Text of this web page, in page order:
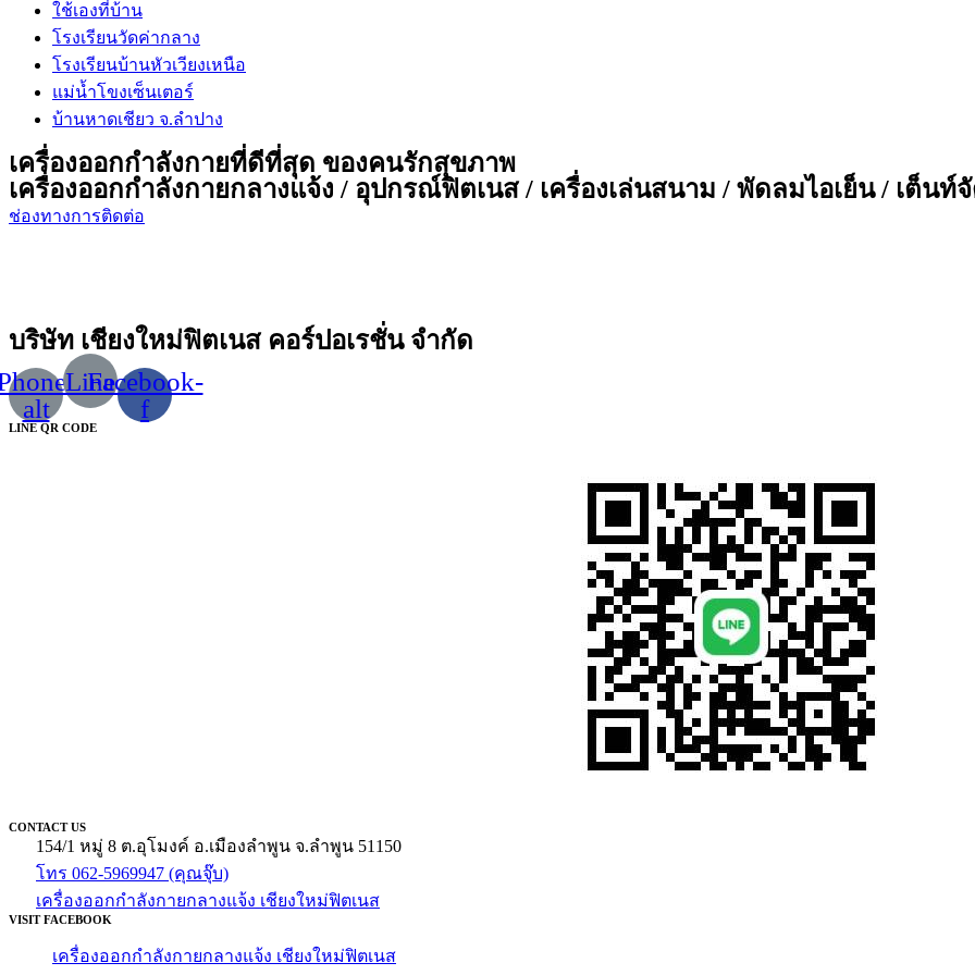
ใช้เองที่บ้าน
โรงเรียนวัดค่ากลาง
โรงเรียนบ้านหัวเวียงเหนือ
แม่น้ำโขงเซ็นเตอร์
บ้านหาดเชียว จ.ลำปาง
เครื่องออกกำลังกายที่ดีที่สุด ของคนรักสุขภาพ
เครื่องออกกำลังกายกลางแจ้ง / อุปกรณ์ฟิตเนส / เครื่องเล่นสนาม / พัดลมไอเย็น / เต็นท์
ช่องทางการติดต่อ
บริษัท เชียงใหม่ฟิตเนส คอร์ปอเรชั่น จำกัด
alt
Line
Facebook-
f
LINE QR CODE
CONTACT US
154/1 หมู่ 8 ต.อุโมงค์ อ.เมืองลำพูน จ.ลำพูน 51150
โทร 062-5969947 (คุณจุ๊บ)
เครื่องออกกำลังกายกลางแจ้ง เชียงใหม่ฟิตเนส
VISIT FACEBOOK
เครื่องออกกำลังกายกลางแจ้ง เชียงใหม่ฟิตเนส